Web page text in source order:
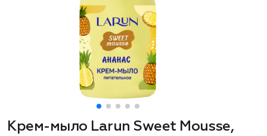
Крем-мыло Larun Sweet Mousse,